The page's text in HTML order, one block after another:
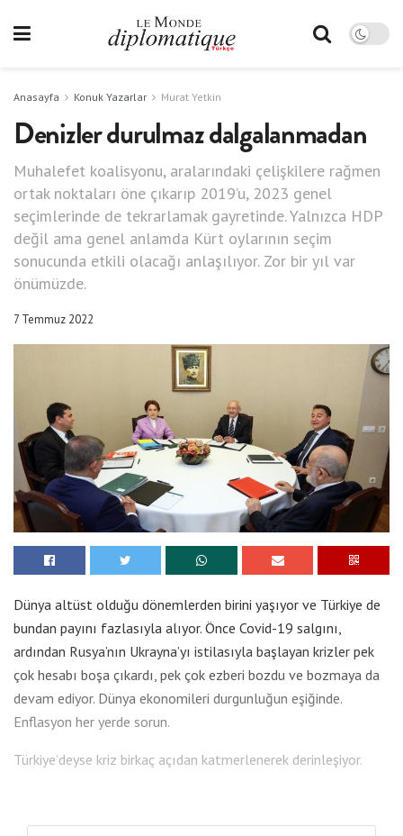
Anasayfa Konuk Yazarlar Murat Yetkin
Denizler durulmaz dalgalanmadan
Muhalefet koalisyonu, aralarındaki çelişkilere rağmen
ortak noktaları öne çıkarıp 2019’u, 2023 genel
seçimlerinde de tekrarlamak gayretinde. Yalnızca HDP
değil ama genel anlamda Kürt oylarının seçim
sonucunda etkili olacağı anlaşılıyor. Zor bir yıl var
önümüzde.
7 Temmuz 2022
Dünya altüst olduğu dönemlerden birini yaşıyor ve Türkiye de
bundan payını fazlasıyla alıyor. Önce Covid-19 salgını,
ardından Rusya’nın Ukrayna’yı istilasıyla başlayan krizler pek
çok hesabı boşa çıkardı, pek çok ezberi bozdu ve bozmaya da
devam ediyor. Dünya ekonomileri durgunluğun eşiğinde.
Enflasyon her yerde sorun.
Türkiye’deyse kriz birkaç açıdan katmerlenerek derinleşiyor.